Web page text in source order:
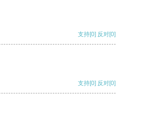
支持[0] 反对[0]
支持[0] 反对[0]